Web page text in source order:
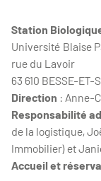
Station
Université Blaise
rue du Lavoir
63 610 BESSE-ET-
Direction : Anne-
Responsabilité
de la logistique,
Immobilier) et
Accueil et